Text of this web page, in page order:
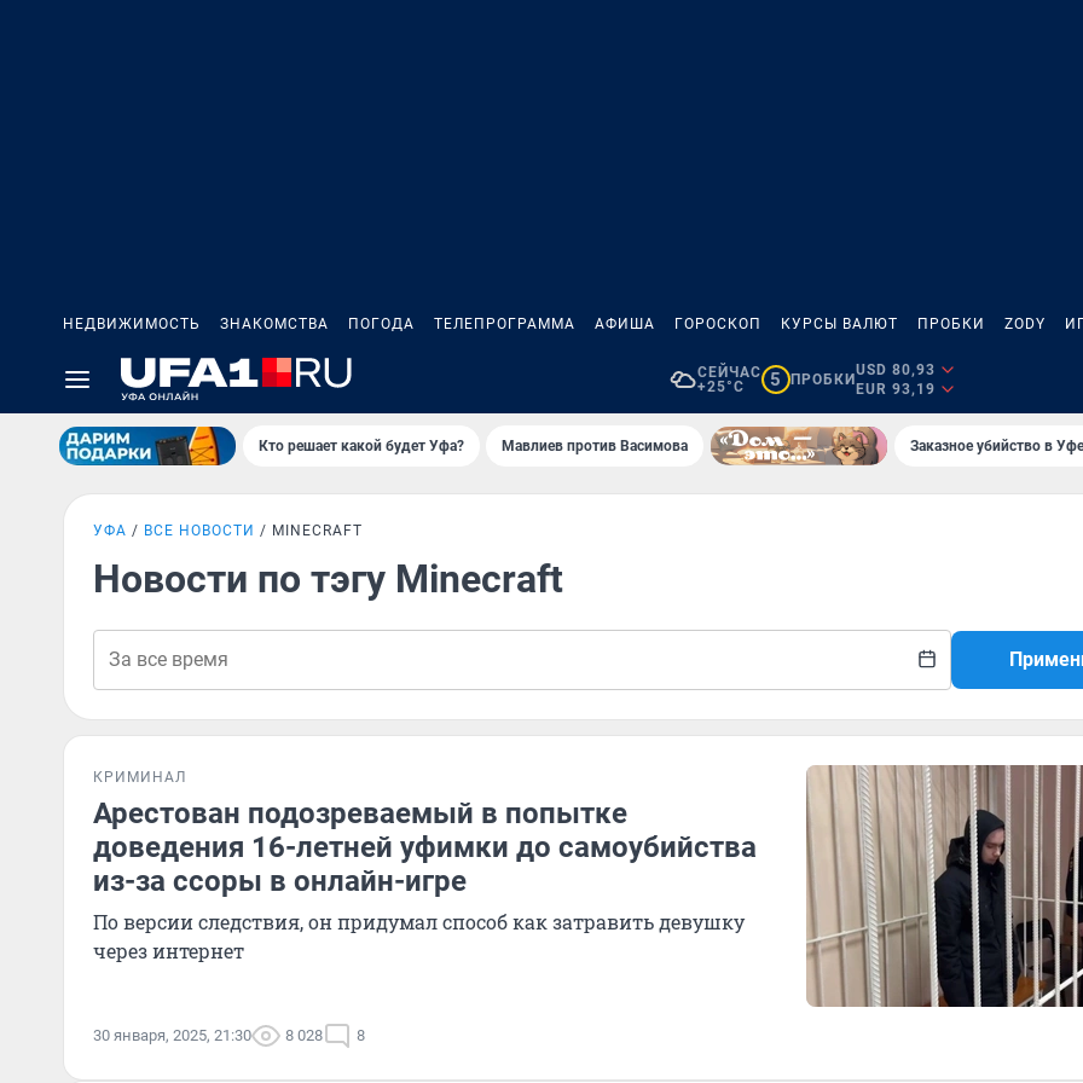
НЕДВИЖИМОСТЬ ЗНАКОМСТВА ПОГОДА ТЕЛЕПРОГРАММА АФИША ГОРОСКОП КУРСЫ ВАЛЮТ ПРОБКИ ZODY
СЕЙЧАС
+25°C
5 ПРОБКИ
USD 80,93
EUR 93,19
Кто решает какой будет Уфа? Мавлиев против Васимова Заказное убийство в
УФА ВСЕ НОВОСТИ MINECRAFT
Новости по тэгу Minecraft
КРИМИНАЛ
Арестован подозреваемый в попытке
доведения 16-летней уфимки до самоубийства
из-за ссоры в онлайн-игре
По версии следствия, он придумал способ как затравить девушку
через интернет
30 января, 2025, 21:30 8 028 8